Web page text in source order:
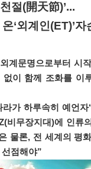
절(開天節)’...
‘외계인(ET)’자
계문명으로부터 시
이 함께 조화를 이
가 하루속히 예언자
무장지대)에 인류
물론, 전 세계의 평
점해야”